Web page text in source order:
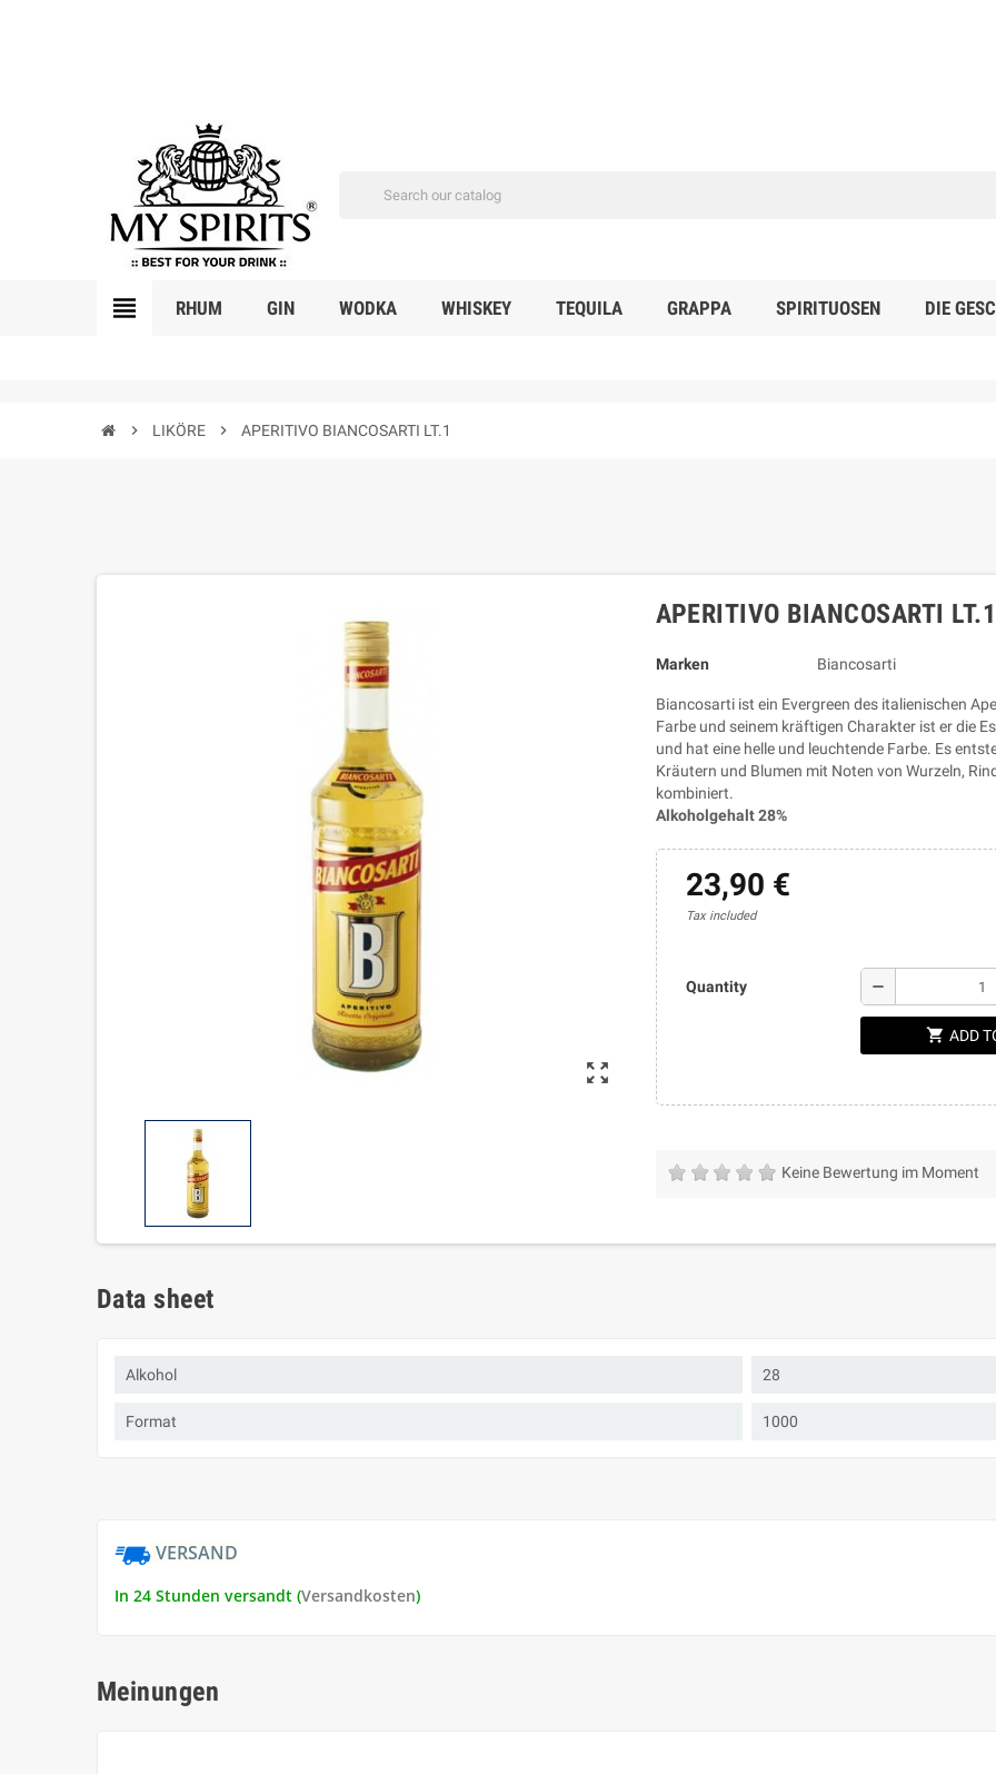
view_headline RHUM GIN WODKA WHISKEY TEQUILA GRAPPA SPIRITUOSEN DIE
chevron_right LIKÖRE chevron_right APERITIVO BIANCOSARTI LT.1
zoom_out_map
APERITIVO BIANCOSARTI LT.1
Marken Biancosarti
Biancosarti ist ein Evergreen des italienischen
Farbe und seinem kräftigen Charakter ist er die
und hat eine helle und leuchtende Farbe. Es
Kräutern und Blumen mit Noten von Wurzeln,
kombiniert.
Alkoholgehalt 28%
23,90 €
Tax included
Quantity remove
shopping_cart ADD
Keine Bewertung im Moment
Data sheet
Alkohol 28
Format 1000
VERSAND
In 24 Stunden versandt (Versandkosten)
Meinungen